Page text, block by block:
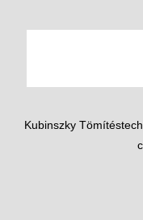
Kubinszky